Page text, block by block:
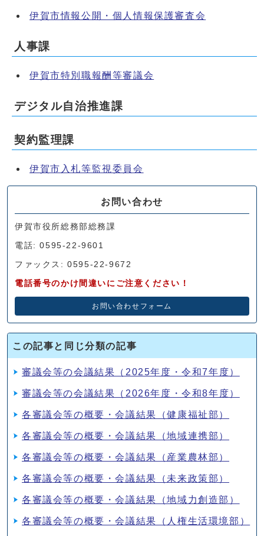
伊賀市情報公開・個人情報保護審査会
人事課
伊賀市特別職報酬等審議会
デジタル自治推進課
契約監理課
伊賀市入札等監視委員会
お問い合わせ
伊賀市役所総務部総務課
電話: 0595-22-9601
ファックス: 0595-22-9672
電話番号のかけ間違いにご注意ください！
お問い合わせフォーム
この記事と同じ分類の記事
審議会等の会議結果（2025年度・令和7年度）
審議会等の会議結果（2026年度・令和8年度）
各審議会等の概要・会議結果（健康福祉部）
各審議会等の概要・会議結果（地域連携部）
各審議会等の概要・会議結果（産業農林部）
各審議会等の概要・会議結果（未来政策部）
各審議会等の概要・会議結果（地域力創造部）
各審議会等の概要・会議結果（人権生活環境部）